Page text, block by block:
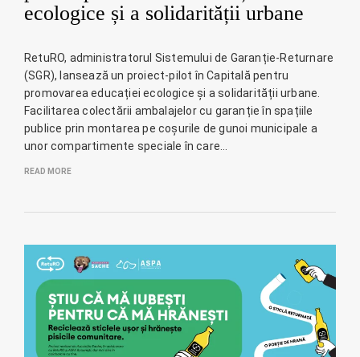
ecologice și a solidarității urbane
RetuRO, administratorul Sistemului de Garanție-Returnare
(SGR), lansează un proiect-pilot în Capitală pentru
promovarea educației ecologice și a solidarității urbane.
Facilitarea colectării ambalajelor cu garanție în spațiile
publice prin montarea pe coșurile de gunoi municipale a
unor compartimente speciale în care…
READ MORE